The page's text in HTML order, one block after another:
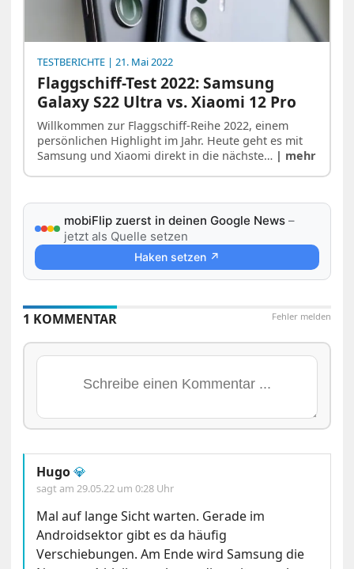
TESTBERICHTE | 21. Mai 2022
Flaggschiff-Test 2022: Samsung
Galaxy S22 Ultra vs. Xiaomi 12 Pro
Willkommen zur Flaggschiff-Reihe 2022, einem
persönlichen Highlight im Jahr. Heute geht es mit
Samsung und Xiaomi direkt in die nächste… | mehr
mobiFlip zuerst in deinen Google News –
jetzt als Quelle setzen
Haken setzen ↗
Fehler melden
1 KOMMENTAR
Hugo💎
sagt am 29.05.22 um 0:28 Uhr
Mal auf lange Sicht warten. Gerade im
Androidsektor gibt es da häufig
Verschiebungen. Am Ende wird Samsung die